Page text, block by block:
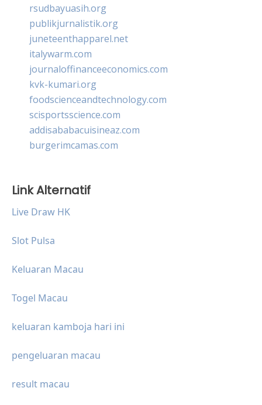
rsudbayuasih.org
publikjurnalistik.org
juneteenthapparel.net
italywarm.com
journaloffinanceeconomics.com
kvk-kumari.org
foodscienceandtechnology.com
scisportsscience.com
addisababacuisineaz.com
burgerimcamas.com
Link Alternatif
Live Draw HK
Slot Pulsa
Keluaran Macau
Togel Macau
keluaran kamboja hari ini
pengeluaran macau
result macau